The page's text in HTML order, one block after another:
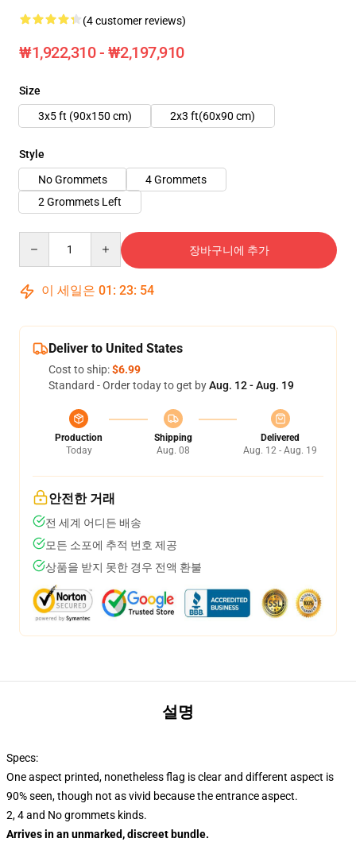
(4 customer reviews)
₩1,922,310 - ₩2,197,910
Size
3x5 ft (90x150 cm)
2x3 ft(60x90 cm)
Style
No Grommets
4 Grommets
2 Grommets Left
장바구니에 추가
이 세일은 01 : 23: 53
Deliver to United States
Cost to ship:$6.99
Standard - Order today to get byAug. 12 - Aug. 19
Production
Today
Shipping
Aug. 08
Delivered
Aug. 12 - Aug. 19
안전한 거래
전 세계 어디든 배송
모든 소포에 추적 번호 제공
상품을 받지 못한 경우 전액 환불
설명
Specs:
One aspect printed, nonetheless flag is clear and different aspect is
90% seen, though not as vivid because the entrance aspect.
2, 4 and No grommets kinds.
Arrives in an unmarked, discreet bundle.